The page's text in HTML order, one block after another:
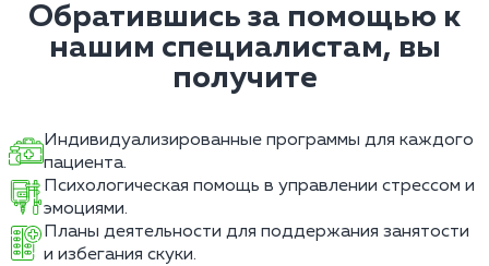
Обратившись за помощью к
нашим специалистам, вы
получите
Индивидуализированные программы для каждого
пациента.
Психологическая помощь в управлении стрессом и
эмоциями.
Планы деятельности для поддержания занятости
и избегания скуки.